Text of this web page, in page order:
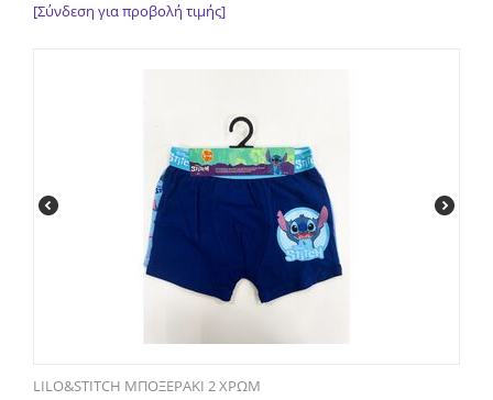
[Σύνδεση για προβολή τιμής]
LILO&STITCH ΜΠΟΞΕΡΑΚΙ 2 ΧΡΩΜ